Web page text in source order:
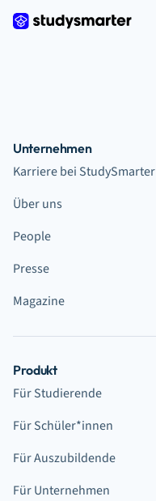
Unternehmen
Karriere bei StudySmarter
Über uns
People
Presse
Magazine
Produkt
Für Studierende
Für Schüler*innen
Für Auszubildende
Für Unternehmen